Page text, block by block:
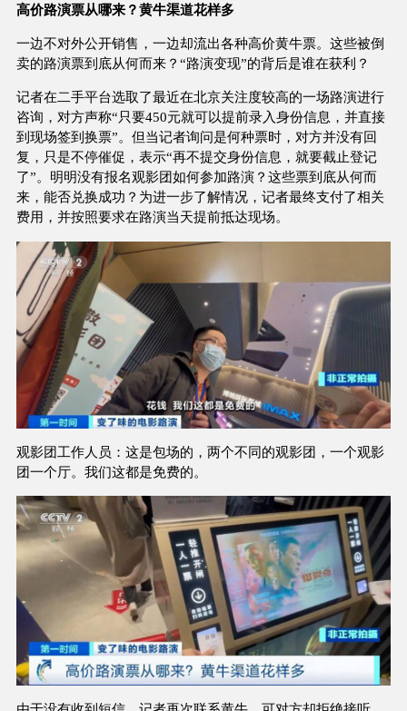
高价路演票从哪来？黄牛渠道花样多
一边不对外公开销售，一边却流出各种高价黄牛票。这些被倒
卖的路演票到底从何而来？“路演变现”的背后是谁在获利？
记者在二手平台选取了最近在北京关注度较高的一场路演进行
咨询，对方声称“只要450元就可以提前录入身份信息，并直接
到现场签到换票”。但当记者询问是何种票时，对方并没有回
复，只是不停催促，表示“再不提交身份信息，就要截止登记
了”。明明没有报名观影团如何参加路演？这些票到底从何而
来，能否兑换成功？为进一步了解情况，记者最终支付了相关
费用，并按照要求在路演当天提前抵达现场。
观影团工作人员：这是包场的，两个不同的观影团，一个观影
团一个厅。我们这都是免费的。